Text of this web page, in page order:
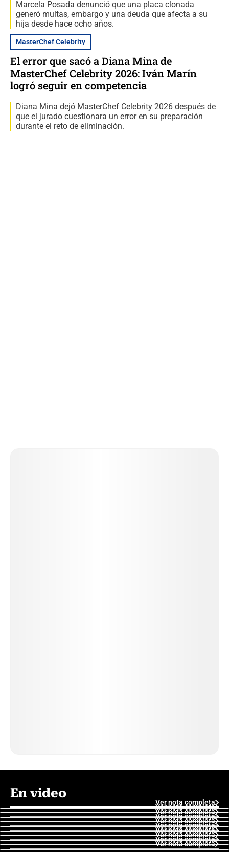
Marcela Posada denunció que una placa clonada
generó multas, embargo y una deuda que afecta a su
hija desde hace ocho años.
MasterChef Celebrity
El error que sacó a Diana Mina de
MasterChef Celebrity 2026: Iván Marín
logró seguir en competencia
Diana Mina dejó MasterChef Celebrity 2026 después de
que el jurado cuestionara un error en su preparación
durante el reto de eliminación.
En video
Ver nota completa
Ver nota completa
Ver nota completa
Ver nota completa
Ver nota completa
Ver nota completa
Ver nota completa
Ver nota completa
Ver nota completa
Ver nota completa